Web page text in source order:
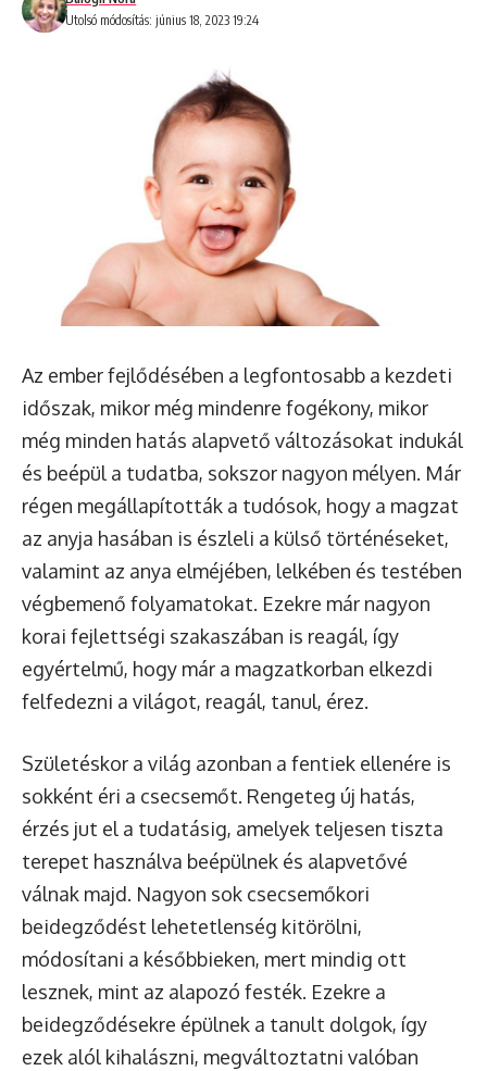
Utolsó módosítás: június 18, 2023 19:24
Az ember fejlődésében a legfontosabb a kezdeti
időszak, mikor még mindenre fogékony, mikor
még minden hatás alapvető változásokat indukál
és beépül a tudatba, sokszor nagyon mélyen. Már
régen megállapították a tudósok, hogy a magzat
az anyja hasában is észleli a külső történéseket,
valamint az anya elméjében, lelkében és testében
végbemenő folyamatokat. Ezekre már nagyon
korai fejlettségi szakaszában is reagál, így
egyértelmű, hogy már a magzatkorban elkezdi
felfedezni a világot, reagál, tanul, érez.
Születéskor a világ azonban a fentiek ellenére is
sokként éri a csecsemőt. Rengeteg új hatás,
érzés jut el a tudatásig, amelyek teljesen tiszta
terepet használva beépülnek és alapvetővé
válnak majd. Nagyon sok csecsemőkori
beidegződést lehetetlenség kitörölni,
módosítani a későbbieken, mert mindig ott
lesznek, mint az alapozó festék. Ezekre a
beidegződésekre épülnek a tanult dolgok, így
ezek alól kihalászni, megváltoztatni valóban